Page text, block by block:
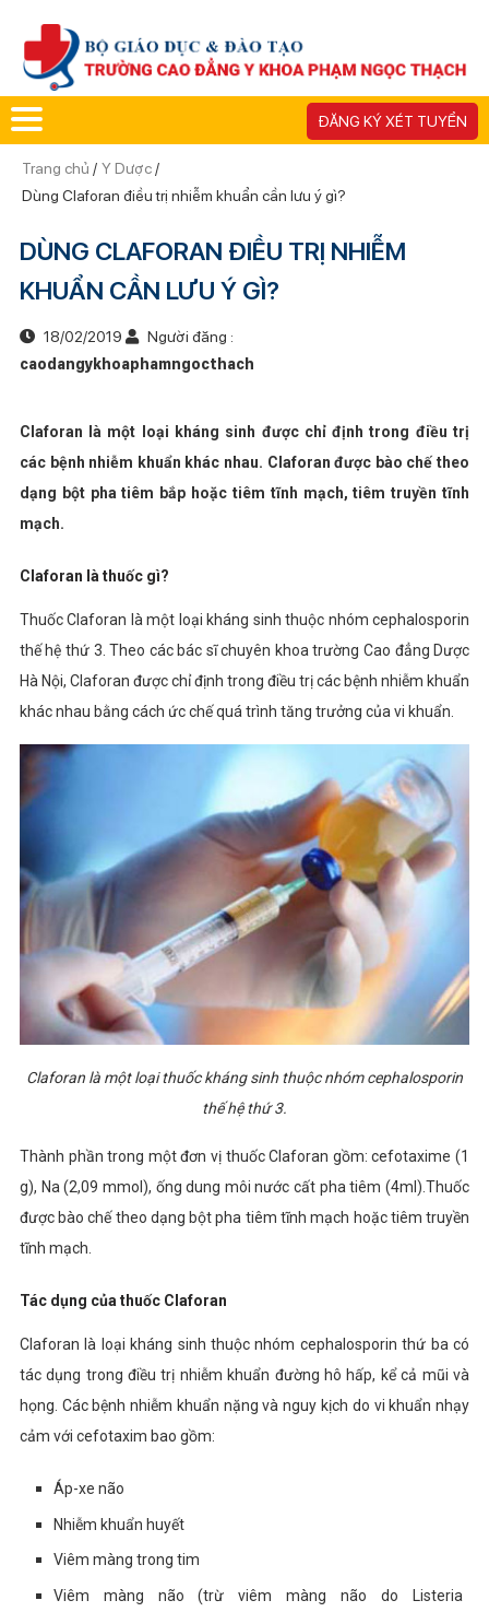
ĐĂNG KÝ XÉT TUYỂN
Trang chủ / Y Dược/
Dùng Claforan điều trị nhiễm khuẩn cần lưu ý gì?
DÙNG CLAFORAN ĐIỀU TRỊ NHIỄM
KHUẨN CẦN LƯU Ý GÌ?
18/02/2019
Người đăng :
caodangykhoaphamngocthach
Claforan là một loại kháng sinh được chỉ định trong điều trị
các bệnh nhiễm khuẩn khác nhau. Claforan được bào chế theo
dạng bột pha tiêm bắp hoặc tiêm tĩnh mạch, tiêm truyền tĩnh
mạch.
Claforan là thuốc gì?
Thuốc Claforan là một loại kháng sinh thuộc nhóm cephalosporin
thế hệ thứ 3. Theo các bác sĩ chuyên khoa trường Cao đẳng Dược
Hà Nội, Claforan được chỉ định trong điều trị các bệnh nhiễm khuẩn
khác nhau bằng cách ức chế quá trình tăng trưởng của vi khuẩn.
Claforan là một loại thuốc kháng sinh thuộc nhóm cephalosporin
thế hệ thứ 3.
Thành phần trong một đơn vị thuốc Claforan gồm: cefotaxime (1
g), Na (2,09 mmol), ống dung môi nước cất pha tiêm (4ml).Thuốc
được bào chế theo dạng bột pha tiêm tĩnh mạch hoặc tiêm truyền
tĩnh mạch.
Tác dụng của thuốc Claforan
Claforan là loại kháng sinh thuộc nhóm cephalosporin thứ ba có
tác dụng trong điều trị nhiễm khuẩn đường hô hấp, kể cả mũi và
họng. Các bệnh nhiễm khuẩn nặng và nguy kịch do vi khuẩn nhạy
cảm với cefotaxim bao gồm:
Áp-xe não
Nhiễm khuẩn huyết
Viêm màng trong tim
Viêm màng não (trừ viêm màng não do Listeria